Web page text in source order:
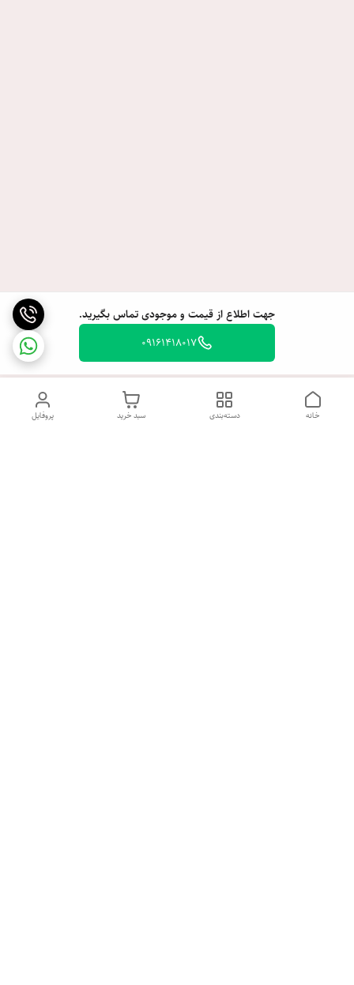
جهت اطلاع از قیمت و موجودی تماس بگیرید.
09161418017
پروفایل سبد خرید دسته‌بندی خانه